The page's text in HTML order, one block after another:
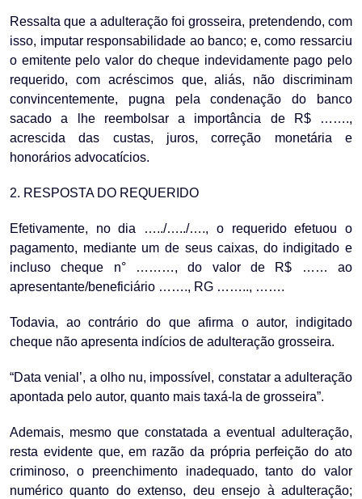
Ressalta que a adulteração foi grosseira, pretendendo, com
isso, imputar responsabilidade ao banco; e, como ressarciu
o emitente pelo valor do cheque indevidamente pago pelo
requerido, com acréscimos que, aliás, não discriminam
convincentemente, pugna pela condenação do banco
sacado a lhe reembolsar a importância de R$ …….,
acrescida das custas, juros, correção monetária e
honorários advocatícios.
2. RESPOSTA DO REQUERIDO
Efetivamente, no dia …../…../…., o requerido efetuou o
pagamento, mediante um de seus caixas, do indigitado e
incluso cheque n° ………, do valor de R$ …… ao
apresentante/beneficiário ……., RG …….., …….
Todavia, ao contrário do que afirma o autor, indigitado
cheque não apresenta indícios de adulteração grosseira.
“Data venial’, a olho nu, impossível, constatar a adulteração
apontada pelo autor, quanto mais taxá-la de grosseira”.
Ademais, mesmo que constatada a eventual adulteração,
resta evidente que, em razão da própria perfeição do ato
criminoso, o preenchimento inadequado, tanto do valor
numérico quanto do extenso, deu ensejo à adulteração;